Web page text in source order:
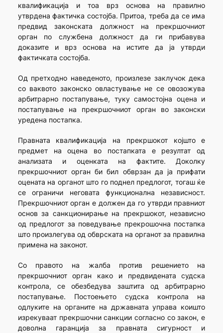
квалификација и тоа врз основа на правилно
утврдена фактичка состојба. Притоа, треба да се има
предвид законската должност на прекршочниот
орган по службена должност да ги прибавува
доказите и врз основа на истите да ја утврди
фактичката состојба.
Од претходно наведеното, произлезе заклучок дека
со ваквото законско овластување не се овозожува
арбитрарно постапување, туку самостојна оцена и
постапување на прекршочниот орган во законски
уредена постапка.
Правната квалификација на прекршокот којшто е
предмет на оцена во постапката е резултат од
анализата и оценката на фактите. Доколку
прекршочниот орган би бил обврзан да ја прифати
оцената на органот што го поднел предлогот, тогаш ќе
се ограничи неговата функционална независност.
Прекршочниот орган е должен да го утврди правниот
основ за санкционирање на прекршокот, независно
од предлогот за поведување прекрошочна постапка
што произлегува од обврската на органот за правилна
примена на законот.
Со правото на жалба против решението на
прекршочниот орган како и предвидената судска
контрола, се обезбедува заштита од арбитрарно
постапување. Постоењето судска контрола на
одлуките на органите на државната управа коишто
изрекуваат прекршочни санкции согласно со закон, е
доволна гаранција за правната сигурност и